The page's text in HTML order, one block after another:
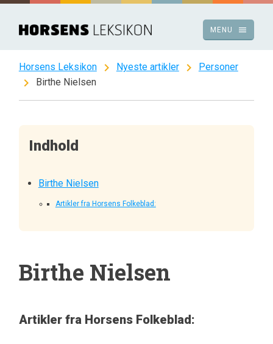
Spring
indhold
menu
MENU
Horsens Leksikon chevron_right Nyeste artikler chevron_right Personer
chevron_right Birthe Nielsen
Indhold
Birthe Nielsen
Artikler fra Horsens Folkeblad:
Birthe Nielsen
Artikler fra Horsens Folkeblad: